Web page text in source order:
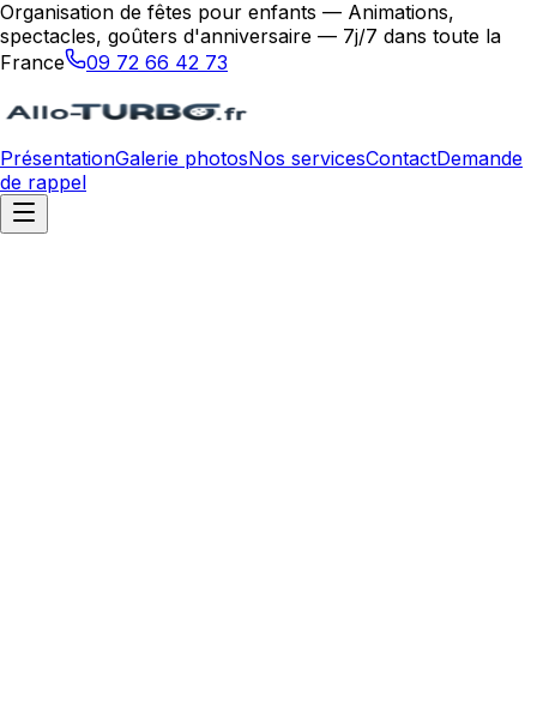
Organisation de fêtes pour enfants — Animations,
spectacles, goûters d'anniversaire — 7j/7 dans toute la
France
09 72 66 42 73
PrésentationGalerie photosNos servicesContactDemande
de rappel